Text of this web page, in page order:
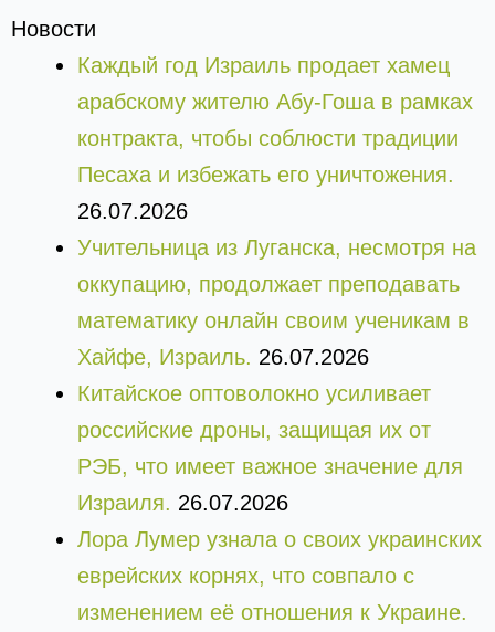
Новости
Каждый год Израиль продает хамец
арабскому жителю Абу-Гоша в рамках
контракта, чтобы соблюсти традиции
Песаха и избежать его уничтожения.
26.07.2026
Учительница из Луганска, несмотря на
оккупацию, продолжает преподавать
математику онлайн своим ученикам в
Хайфе, Израиль. 26.07.2026
Китайское оптоволокно усиливает
российские дроны, защищая их от
РЭБ, что имеет важное значение для
Израиля. 26.07.2026
Лора Лумер узнала о своих украинских
еврейских корнях, что совпало с
изменением её отношения к Украине.